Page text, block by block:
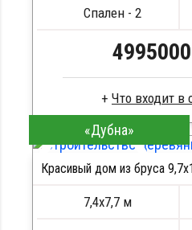
Спален - 2
4995000
Клееный брус
Стропила, балки 50х200
Кровля металлочерепица
Сборка на березовые
ПОДРОБНЕЕ
«Дубна»
Красивый дом из бруса
7,4х7,7 м